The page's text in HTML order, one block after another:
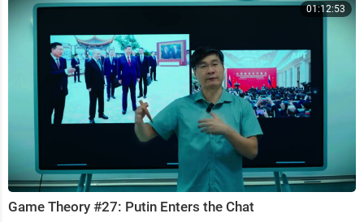
01:12:53
Game Theory #27: Putin Enters the Chat